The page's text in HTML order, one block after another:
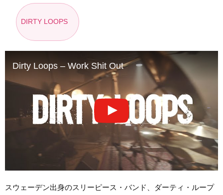
DIRTY LOOPS
Dirty Loops – Work Shit Out
スウェーデン出身のスリーピース・バンド、ダーティ・ループ